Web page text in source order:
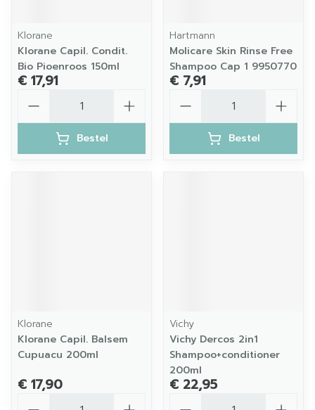
Klorane
Klorane Capil. Condit.
Bio Pioenroos 150ml
€ 17,91
Bestel
Hartmann
Molicare Skin Rinse Free
Shampoo Cap 1 9950770
€ 7,91
Bestel
Klorane
Klorane Capil. Balsem
Cupuacu 200ml
€ 17,90
Vichy
Vichy Dercos 2in1
Shampoo+conditioner
200ml
€ 22,95